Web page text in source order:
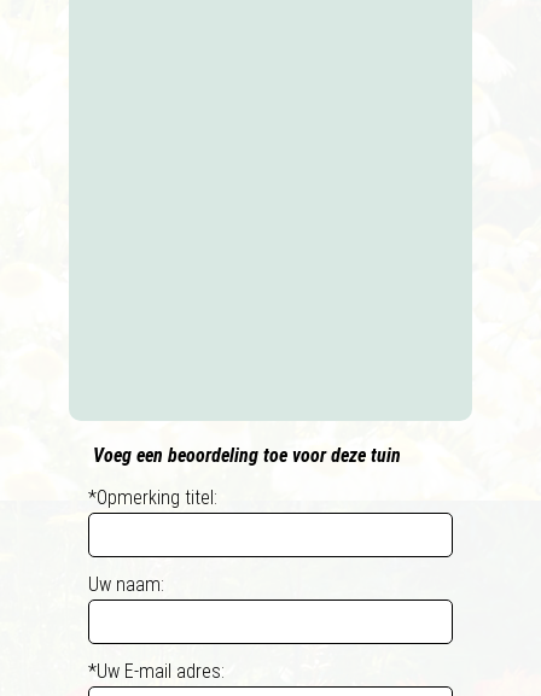
Voeg een beoordeling toe voor deze tuin
*Opmerking titel:
Uw naam:
*Uw E-mail adres: